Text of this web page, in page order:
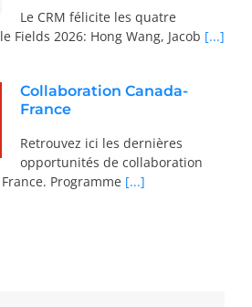
Le CRM félicite les quatre
Fields 2026: Hong Wang, Jacob [...]
Collaboration Canada-
France
Retrouvez ici les dernières
opportunités de collaboration
Programme [...]